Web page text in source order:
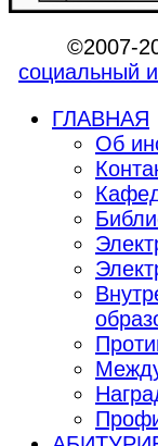
©2007-
социальный
ГЛАВНАЯ
Об